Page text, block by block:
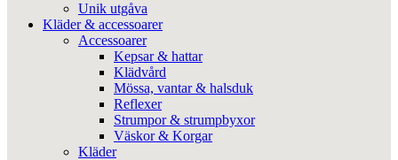
Unik utgåva
Kläder & accessoarer
Accessoarer
Kepsar & hattar
Klädvård
Mössa, vantar & halsduk
Reflexer
Strumpor & strumpbyxor
Väskor & Korgar
Kläder